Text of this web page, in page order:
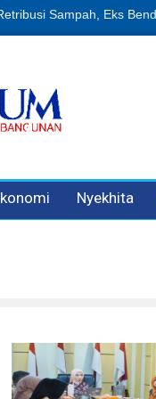
Oleh Oknum
Nyekhita